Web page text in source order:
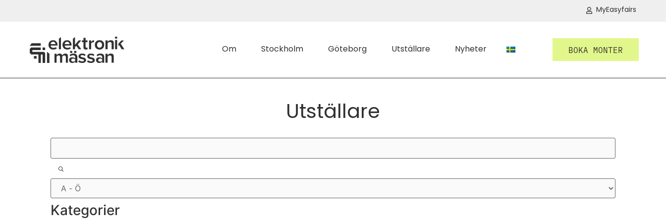
MyEasyfairs
Om Stockholm Göteborg Utställare Nyheter BOKA MONTER
Utställare
Kategorier